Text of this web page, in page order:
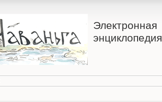
Электронная
энциклопедия